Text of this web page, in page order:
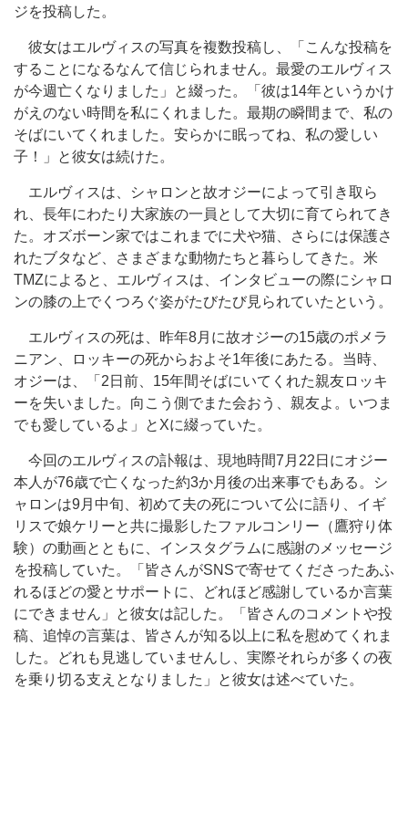
ジを投稿した。
彼女はエルヴィスの写真を複数投稿し、「こんな投稿を
することになるなんて信じられません。最愛のエルヴィス
が今週亡くなりました」と綴った。「彼は14年というかけ
がえのない時間を私にくれました。最期の瞬間まで、私の
そばにいてくれました。安らかに眠ってね、私の愛しい
子！」と彼女は続けた。
エルヴィスは、シャロンと故オジーによって引き取ら
れ、長年にわたり大家族の一員として大切に育てられてき
た。オズボーン家ではこれまでに犬や猫、さらには保護さ
れたブタなど、さまざまな動物たちと暮らしてきた。米
TMZによると、エルヴィスは、インタビューの際にシャロ
ンの膝の上でくつろぐ姿がたびたび見られていたという。
エルヴィスの死は、昨年8月に故オジーの15歳のポメラ
ニアン、ロッキーの死からおよそ1年後にあたる。当時、
オジーは、「2日前、15年間そばにいてくれた親友ロッキ
ーを失いました。向こう側でまた会おう、親友よ。いつま
でも愛しているよ」とXに綴っていた。
今回のエルヴィスの訃報は、現地時間7月22日にオジー
本人が76歳で亡くなった約3か月後の出来事でもある。シ
ャロンは9月中旬、初めて夫の死について公に語り、イギ
リスで娘ケリーと共に撮影したファルコンリー（鷹狩り体
験）の動画とともに、インスタグラムに感謝のメッセージ
を投稿していた。「皆さんがSNSで寄せてくださったあふ
れるほどの愛とサポートに、どれほど感謝しているか言葉
にできません」と彼女は記した。「皆さんのコメントや投
稿、追悼の言葉は、皆さんが知る以上に私を慰めてくれま
した。どれも見逃していませんし、実際それらが多くの夜
を乗り切る支えとなりました」と彼女は述べていた。